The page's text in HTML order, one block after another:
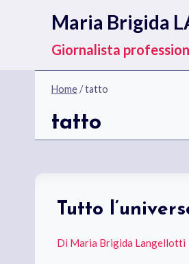
contenuto
Maria Brigida
Giornalista
Home/tatto
tatto
Tutto
Di Maria Brigida Langellotti